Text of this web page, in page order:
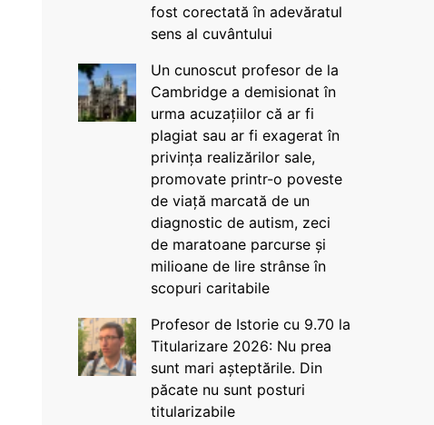
fost corectată în adevăratul
sens al cuvântului
Un cunoscut profesor de la
Cambridge a demisionat în
urma acuzațiilor că ar fi
plagiat sau ar fi exagerat în
privința realizărilor sale,
promovate printr-o poveste
de viață marcată de un
diagnostic de autism, zeci
de maratoane parcurse și
milioane de lire strânse în
scopuri caritabile
Profesor de Istorie cu 9.70 la
Titularizare 2026: Nu prea
sunt mari așteptările. Din
păcate nu sunt posturi
titularizabile